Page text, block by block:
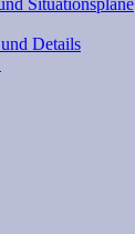
Details